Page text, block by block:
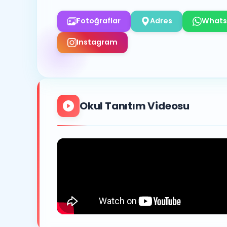
Fotoğraflar Adres
Instagram
Okul Tanıtım Videosu